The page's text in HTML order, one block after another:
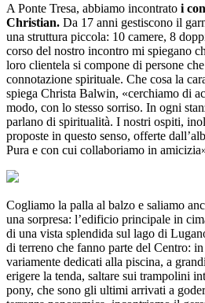
A Ponte Tresa, abbiamo incontrato i
Christian. Da 17 anni gestiscono il
una struttura piccola: 10 camere, 8
corso del nostro incontro mi spiegano
loro clientela si compone di persone
connotazione spirituale. Che cosa la
spiega Christa Balwin, «cerchiamo di
modo, con lo stesso sorriso. In ogni
parlano di spiritualità. I nostri ospiti,
proposte in questo senso, offerte
Pura e con cui collaboriamo in
Cogliamo la palla al balzo e saliamo
una sorpresa: l’edificio principale in
di una vista splendida sul lago di
di terreno che fanno parte del Centro:
variamente dedicati alla piscina, a
erigere la tenda, saltare sui trampolini
pony, che sono gli ultimi arrivati a